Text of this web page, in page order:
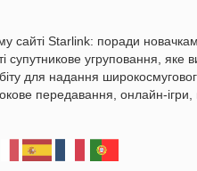
сайті Starlink: поради
супутникове угруповання, яке
для надання
передавання, онлайн-ігри,